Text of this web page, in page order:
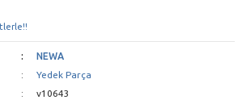
NEWA
Yedek Parça
v10643